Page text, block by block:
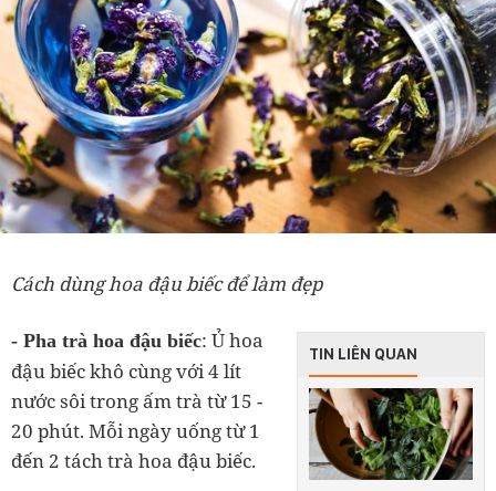
Cách dùng hoa đậu biếc để làm đẹp
TIN LIÊN QUAN
- Pha trà hoa đậu biếc: Ủ hoa
đậu biếc khô cùng với 4 lít
nước sôi trong ấm trà từ 15 -
20 phút. Mỗi ngày uống từ 1
đến 2 tách trà hoa đậu biếc.